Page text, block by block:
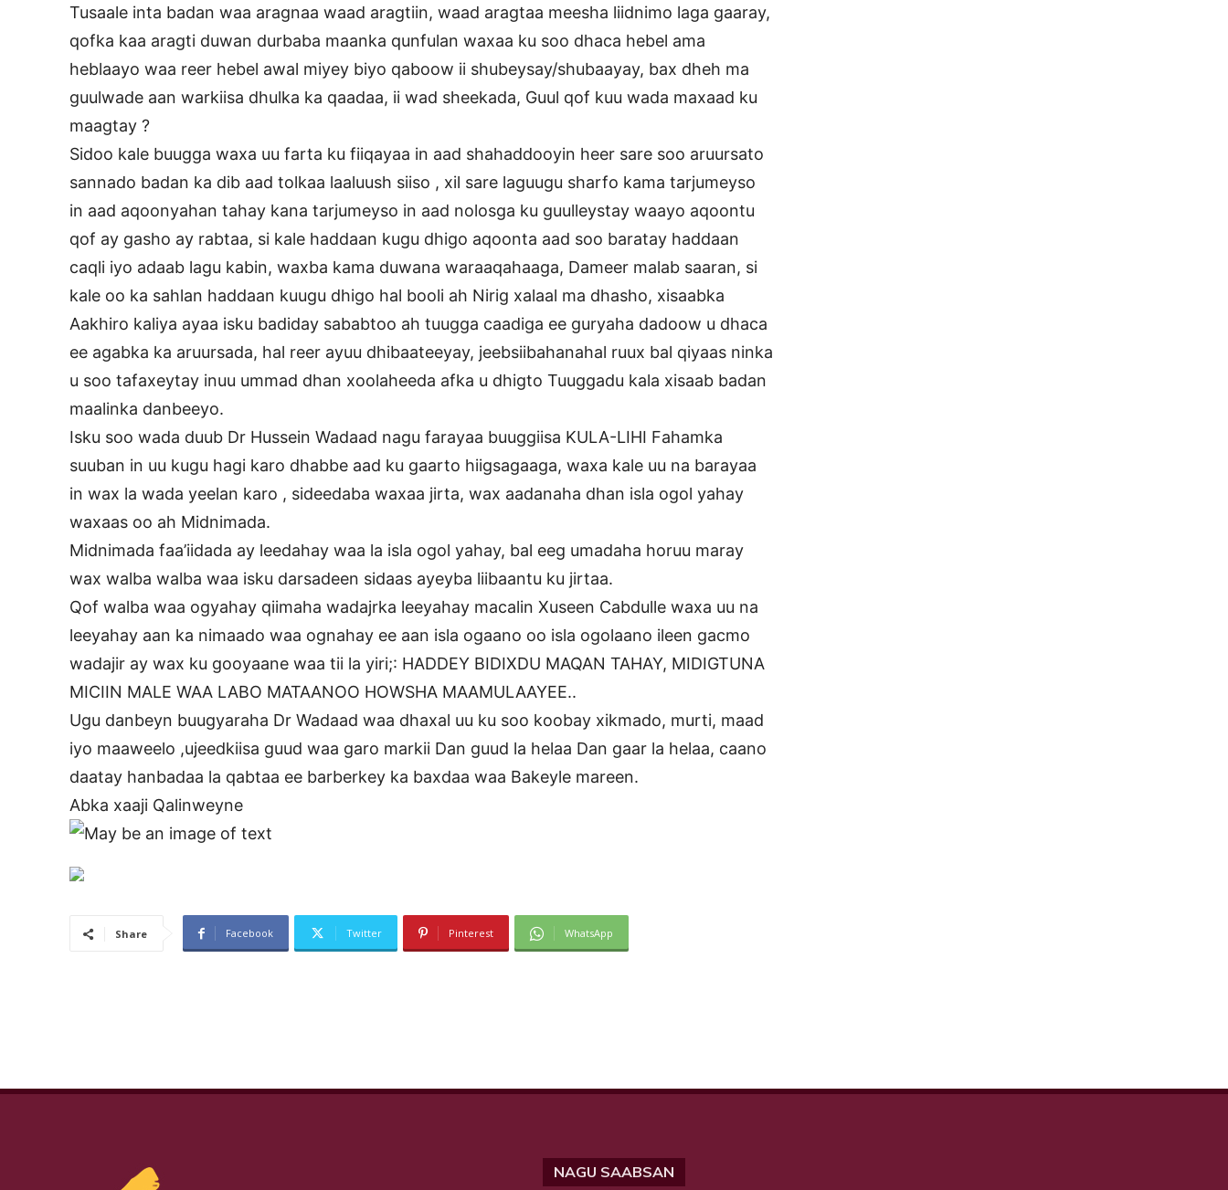
Tusaale inta badan waa aragnaa waad aragtiin, waad aragtaa meesha liidnimo laga gaaray,
qofka kaa aragti duwan durbaba maanka qunfulan waxaa ku soo dhaca hebel ama
heblaayo waa reer hebel awal miyey biyo qaboow ii shubeysay/shubaayay, bax dheh ma
guulwade aan warkiisa dhulka ka qaadaa, ii wad sheekada, Guul qof kuu wada maxaad ku
maagtay ?
Sidoo kale buugga waxa uu farta ku fiiqayaa in aad shahaddooyin heer sare soo aruursato
sannado badan ka dib aad tolkaa laaluush siiso , xil sare laguugu sharfo kama tarjumeyso
in aad aqoonyahan tahay kana tarjumeyso in aad nolosga ku guulleystay waayo aqoontu
qof ay gasho ay rabtaa, si kale haddaan kugu dhigo aqoonta aad soo baratay haddaan
caqli iyo adaab lagu kabin, waxba kama duwana waraaqahaaga, Dameer malab saaran, si
kale oo ka sahlan haddaan kuugu dhigo hal booli ah Nirig xalaal ma dhasho, xisaabka
Aakhiro kaliya ayaa isku badiday sababtoo ah tuugga caadiga ee guryaha dadoow u dhaca
ee agabka ka aruursada, hal reer ayuu dhibaateeyay, jeebsiibahanahal ruux bal qiyaas ninka
u soo tafaxeytay inuu ummad dhan xoolaheeda afka u dhigto Tuuggadu kala xisaab badan
maalinka danbeeyo.
Isku soo wada duub Dr Hussein Wadaad nagu farayaa buuggiisa KULA-LIHI Fahamka
suuban in uu kugu hagi karo dhabbe aad ku gaarto hiigsagaaga, waxa kale uu na barayaa
in wax la wada yeelan karo , sideedaba waxaa jirta, wax aadanaha dhan isla ogol yahay
waxaas oo ah Midnimada.
Midnimada faa’iidada ay leedahay waa la isla ogol yahay, bal eeg umadaha horuu maray
wax walba walba waa isku darsadeen sidaas ayeyba liibaantu ku jirtaa.
Qof walba waa ogyahay qiimaha wadajrka leeyahay macalin Xuseen Cabdulle waxa uu na
leeyahay aan ka nimaado waa ognahay ee aan isla ogaano oo isla ogolaano ileen gacmo
wadajir ay wax ku gooyaane waa tii la yiri;: HADDEY BIDIXDU MAQAN TAHAY, MIDIGTUNA
MICIIN MALE WAA LABO MATAANOO HOWSHA MAAMULAAYEE..
Ugu danbeyn buugyaraha Dr Wadaad waa dhaxal uu ku soo koobay xikmado, murti, maad
iyo maaweelo ,ujeedkiisa guud waa garo markii Dan guud la helaa Dan gaar la helaa, caano
daatay hanbadaa la qabtaa ee barberkey ka baxdaa waa Bakeyle mareen.
Abka xaaji Qalinweyne
Share Facebook Twitter Pinterest WhatsApp
NAGU SAABSAN